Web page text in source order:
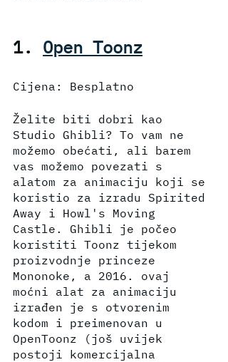
1. Open Toonz
Cijena: Besplatno
Želite biti dobri kao
Studio Ghibli? To vam ne
možemo obećati, ali barem
vas možemo povezati s
alatom za animaciju koji se
koristio za izradu Spirited
Away i Howl's Moving
Castle. Ghibli je počeo
koristiti Toonz tijekom
proizvodnje princeze
Mononoke, a 2016. ovaj
moćni alat za animaciju
izrađen je s otvorenim
kodom i preimenovan u
OpenToonz (još uvijek
postoji komercijalna